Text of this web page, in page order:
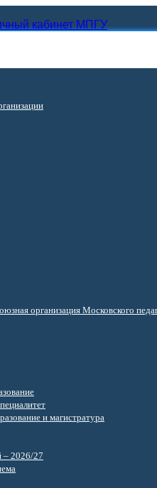
кабинет МПГУ
организация Московского
и магистратура
– 2026/27